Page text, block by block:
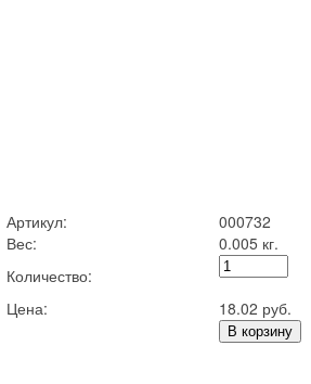
Артикул:
000732
Вес:
0.005 кг.
Количество:
Цена:
18.02 руб.
В корзину